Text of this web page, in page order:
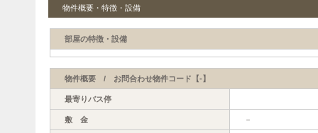
物件概要・特徴・設備
部屋の特徴・設備
物件概要 / お問合わせ物件コード【-】
最寄りバス停
敷 金 －